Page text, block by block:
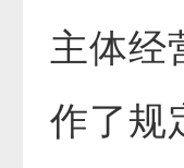
主体经
作了规